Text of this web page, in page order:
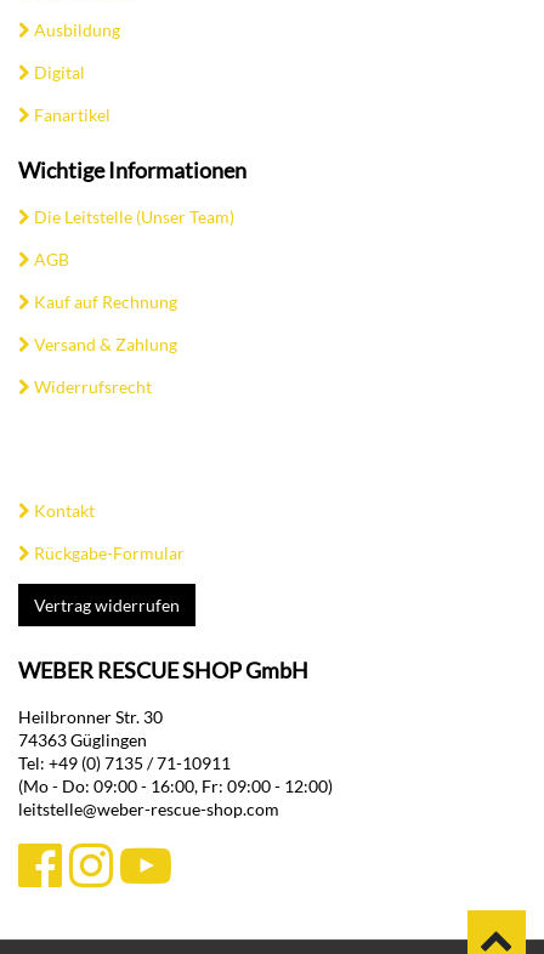
Ausbildung
Digital
Fanartikel
Wichtige Informationen
Die Leitstelle (Unser Team)
AGB
Kauf auf Rechnung
Versand & Zahlung
Widerrufsrecht
Kontakt
Rückgabe-Formular
Vertrag widerrufen
WEBER RESCUE SHOP GmbH
Heilbronner Str. 30
74363 Güglingen
Tel: +49 (0) 7135 / 71-10911
(Mo - Do: 09:00 - 16:00, Fr: 09:00 - 12:00)
leitstelle@weber-rescue-shop.com